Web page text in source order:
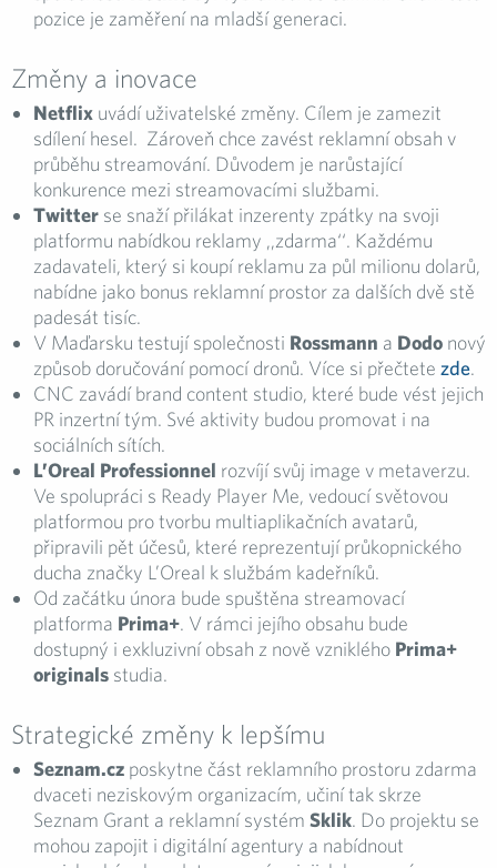
pozice je zaměření na mladší generaci.
Změny a inovace
Netflix uvádí uživatelské změny. Cílem je zamezit
sdílení hesel. Zároveň chce zavést reklamní obsah v
průběhu streamování. Důvodem je narůstající
konkurence mezi streamovacími službami.
Twitter se snaží přilákat inzerenty zpátky na svoji
platformu nabídkou reklamy ‚‚zdarma‘‘. Každému
zadavateli, který si koupí reklamu za půl milionu dolarů,
nabídne jako bonus reklamní prostor za dalších dvě stě
padesát tisíc.
V Maďarsku testují společnosti Rossmann a Dodo nový
způsob doručování pomocí dronů. Více si přečtete zde.
CNC zavádí brand content studio, které bude vést jejich
PR inzertní tým. Své aktivity budou promovat i na
sociálních sítích.
L’Oreal Professionnel rozvíjí svůj image v metaverzu.
Ve spolupráci s Ready Player Me, vedoucí světovou
platformou pro tvorbu multiaplikačních avatarů,
připravili pět účesů, které reprezentují průkopnického
ducha značky L’Oreal k službám kadeřníků.
Od začátku února bude spuštěna streamovací
platforma Prima+. V rámci jejího obsahu bude
dostupný i exkluzivní obsah z nově vzniklého Prima+
originals studia.
Strategické změny k lepšímu
Seznam.cz poskytne část reklamního prostoru zdarma
dvaceti neziskovým organizacím, učiní tak skrze
Seznam Grant a reklamní systém Sklik. Do projektu se
mohou zapojit i digitální agentury a nabídnout